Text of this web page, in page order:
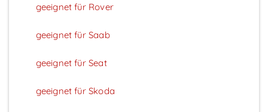
geeignet für Rover
geeignet für Saab
geeignet für Seat
geeignet für Skoda